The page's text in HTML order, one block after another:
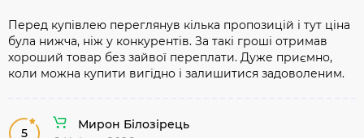
Перед купівлею переглянув кілька пропозицій і тут ціна
була нижча, ніж у конкурентів. За такі гроші отримав
хороший товар без зайвої переплати. Дуже приємно,
коли можна купити вигідно і залишитися задоволеним.
5
Мирон Білозірець